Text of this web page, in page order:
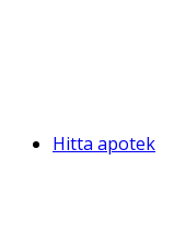
Hitta apotek